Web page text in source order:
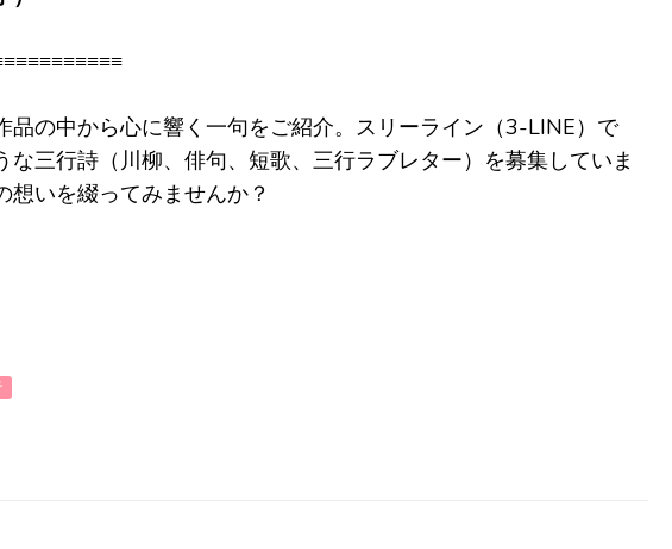
品の中から心に響く一句をご紹介。スリーライン（3-LINE）で
な三行詩（川柳、俳句、短歌、三行ラブレター）を募集していま
想いを綴ってみませんか？